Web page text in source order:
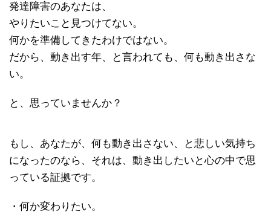
発達障害のあなたは、
やりたいこと見つけてない。
何かを準備してきたわけではない。
だから、動き出す年、と言われても、何も動き出さな
い。
と、思っていませんか？
もし、あなたが、何も動き出さない、と悲しい気持ち
になったのなら、それは、動き出したいと心の中で思
っている証拠です。
・何か変わりたい。